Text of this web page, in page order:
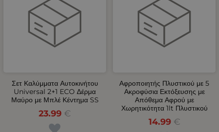
Σετ Καλύμματα Αυτοκινήτου
Universal 2+1 ECO Δέρμα
Μαύρο με Μπλέ Κέντημα SS
23.99 €
Αφροποιητής Πλυστικού με 5
Ακροφύσια Εκτόξευσης με
Απόθεμα Αφρού με
Χωρητικότητα 1lt Πλυστικού
14.99 €